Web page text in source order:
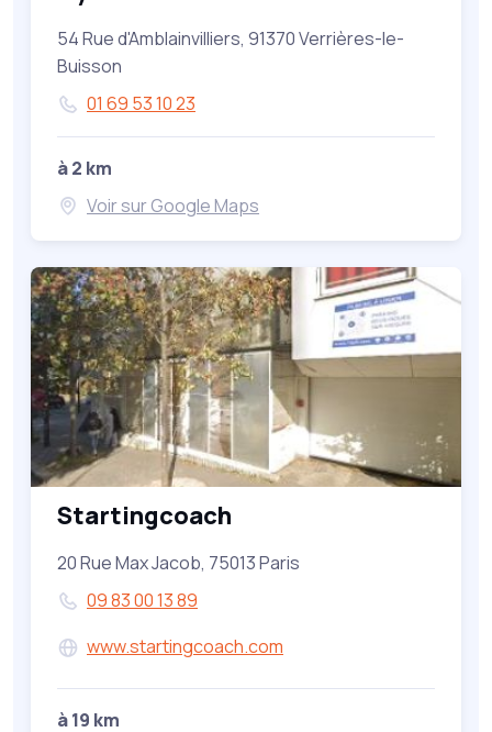
54 Rue d'Amblainvilliers, 91370 Verrières-le-
Buisson
01 69 53 10 23
à 2 km
Voir sur Google Maps
Startingcoach
20 Rue Max Jacob, 75013 Paris
09 83 00 13 89
www.startingcoach.com
à 19 km